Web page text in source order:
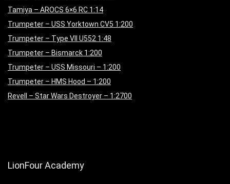
Tamiya – AROCS 6×6 RC 1:14
Trumpeter – USS Yorktown CV5 1:200
Trumpeter – Type VII U552 1:48
Trumpeter – Bismarck 1:200
Trumpeter – USS Missouri – 1:200
Trumpeter – HMS Hood – 1:200
Revell – Star Wars Destroyer – 1:2700
LionFour Academy